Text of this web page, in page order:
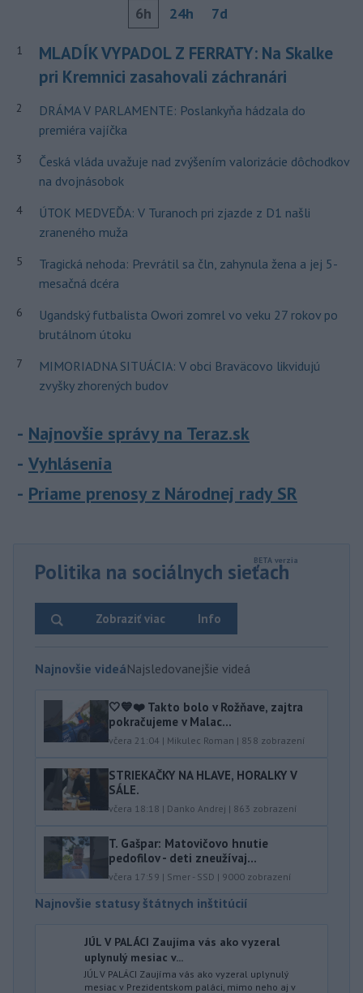
6h 24h 7d
1
MLADÍK VYPADOL Z FERRATY: Na Skalke
pri Kremnici zasahovali záchranári
2
DRÁMA V PARLAMENTE: Poslankyňa hádzala do
premiéra vajíčka
3
Česká vláda uvažuje nad zvýšením valorizácie dôchodkov
na dvojnásobok
4
ÚTOK MEDVEĎA: V Turanoch pri zjazde z D1 našli
zraneného muža
5
Tragická nehoda: Prevrátil sa čln, zahynula žena a jej 5-
mesačná dcéra
6
Ugandský futbalista Owori zomrel vo veku 27 rokov po
brutálnom útoku
7
MIMORIADNA SITUÁCIA: V obci Braväcovo likvidujú
zvyšky zhorených budov
Najnovšie správy na Teraz.sk
Vyhlásenia
Priame prenosy z Národnej rady SR
Politika na sociálnych sieťach
Info
Zobraziť viac
Najnovšie videáNajsledovanejšie videá
🤍💙❤️ Takto bolo v Rožňave, zajtra
pokračujeme v Malac...
včera 21:04 | Mikulec Roman | 858 zobrazení
STRIEKAČKY NA HLAVE, HORALKY V
SÁLE.
včera 18:18 | Danko Andrej | 863 zobrazení
T. Gašpar: Matovičovo hnutie
pedofilov - deti zneužívaj...
včera 17:59 | Smer - SSD | 9000 zobrazení
Najnovšie statusy štátnych inštitúcií
JÚL V PALÁCI Zaujíma vás ako vyzeral
uplynulý mesiac v...
JÚL V PALÁCI Zaujíma vás ako vyzeral uplynulý
mesiac v Prezidentskom paláci, mimo neho aj v